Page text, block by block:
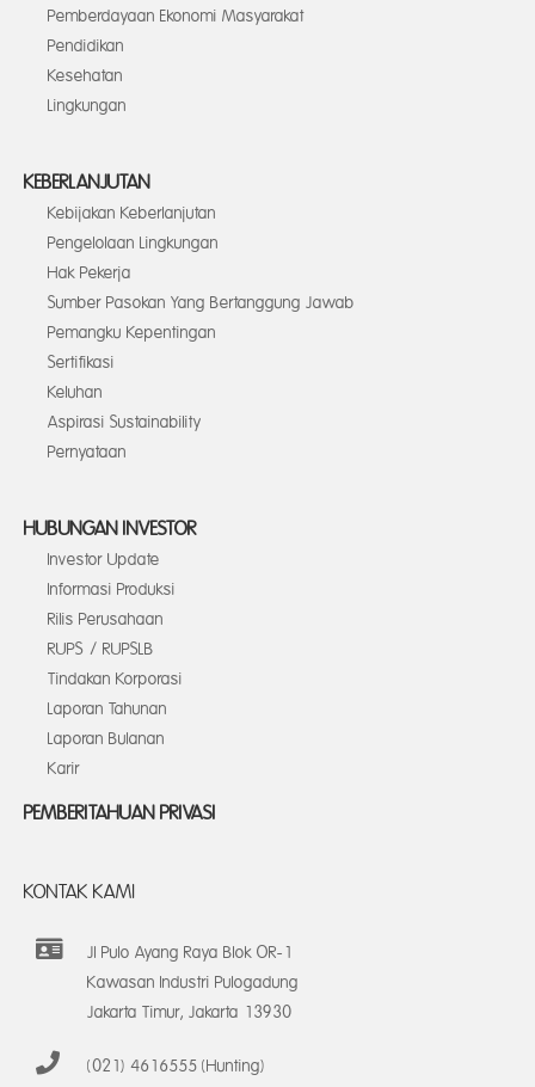
Pemberdayaan Ekonomi Masyarakat
Pendidikan
Kesehatan
Lingkungan
KEBERLANJUTAN
Kebijakan Keberlanjutan
Pengelolaan Lingkungan
Hak Pekerja
Sumber Pasokan Yang Bertanggung Jawab
Pemangku Kepentingan
Sertifikasi
Keluhan
Aspirasi Sustainability
Pernyataan
HUBUNGAN INVESTOR
Investor Update
Informasi Produksi
Rilis Perusahaan
RUPS / RUPSLB
Tindakan Korporasi
Laporan Tahunan
Laporan Bulanan
Karir
PEMBERITAHUAN PRIVASI
KONTAK KAMI
Jl Pulo Ayang Raya Blok OR-1
Kawasan Industri Pulogadung
Jakarta Timur, Jakarta 13930
(021) 4616555 (Hunting)